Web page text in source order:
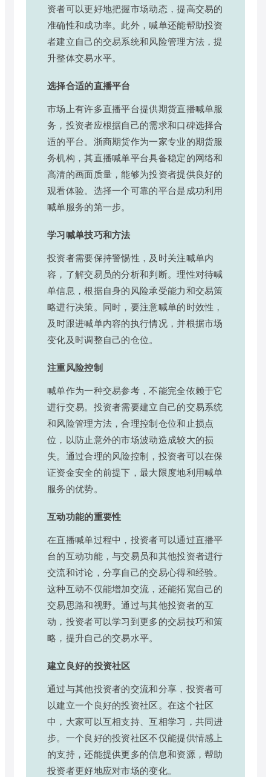
资者可以更好地把握市场动态，提高交易的
准确性和成功率。此外，喊单还能帮助投资
者建立自己的交易系统和风险管理方法，提
升整体交易水平。
选择合适的直播平台
市场上有许多直播平台提供期货直播喊单服
务，投资者应根据自己的需求和口碑选择合
适的平台。浙商期货作为一家专业的期货服
务机构，其直播喊单平台具备稳定的网络和
高清的画面质量，能够为投资者提供良好的
观看体验。选择一个可靠的平台是成功利用
喊单服务的第一步。
学习喊单技巧和方法
投资者需要保持警惕性，及时关注喊单内
容，了解交易员的分析和判断。理性对待喊
单信息，根据自身的风险承受能力和交易策
略进行决策。同时，要注意喊单的时效性，
及时跟进喊单内容的执行情况，并根据市场
变化及时调整自己的仓位。
注重风险控制
喊单作为一种交易参考，不能完全依赖于它
进行交易。投资者需要建立自己的交易系统
和风险管理方法，合理控制仓位和止损点
位，以防止意外的市场波动造成较大的损
失。通过合理的风险控制，投资者可以在保
证资金安全的前提下，最大限度地利用喊单
服务的优势。
互动功能的重要性
在直播喊单过程中，投资者可以通过直播平
台的互动功能，与交易员和其他投资者进行
交流和讨论，分享自己的交易心得和经验。
这种互动不仅能增加交流，还能拓宽自己的
交易思路和视野。通过与其他投资者的互
动，投资者可以学习到更多的交易技巧和策
略，提升自己的交易水平。
建立良好的投资社区
通过与其他投资者的交流和分享，投资者可
以建立一个良好的投资社区。在这个社区
中，大家可以互相支持、互相学习，共同进
步。一个良好的投资社区不仅能提供情感上
的支持，还能提供更多的信息和资源，帮助
投资者更好地应对市场的变化。